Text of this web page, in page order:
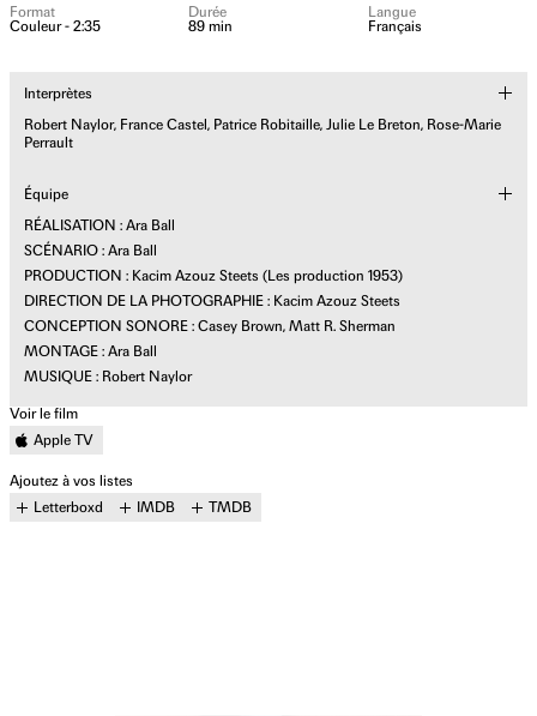
Format
Couleur - 2:35
Durée
89 min
Langue
Français
Interprètes
Robert Naylor, France Castel, Patrice Robitaille, Julie Le Breton, Rose-Marie
Perrault
Équipe
RÉALISATION : Ara Ball
SCÉNARIO : Ara Ball
PRODUCTION : Kacim Azouz Steets (Les production 1953)
DIRECTION DE LA PHOTOGRAPHIE : Kacim Azouz Steets
CONCEPTION SONORE : Casey Brown, Matt R. Sherman
MONTAGE : Ara Ball
MUSIQUE : Robert Naylor
Voir le film
Apple TV
Ajoutez à vos listes
Letterboxd
IMDB TMDB